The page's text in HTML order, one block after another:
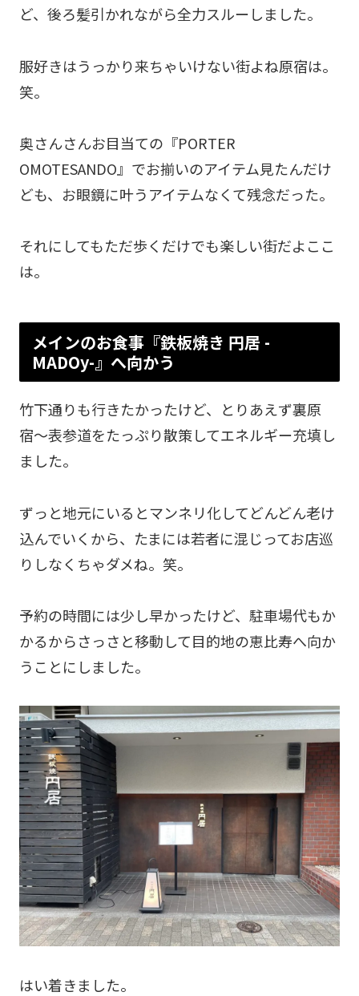
ど、後ろ髪引かれながら全力スルーしました。
服好きはうっかり来ちゃいけない街よね原宿は。
笑。
奥さんさんお目当ての『PORTER
OMOTESANDO』でお揃いのアイテム見たんだけ
ども、お眼鏡に叶うアイテムなくて残念だった。
それにしてもただ歩くだけでも楽しい街だよここ
は。
メインのお食事『鉄板焼き 円居 -
MADOy-』へ向かう
竹下通りも行きたかったけど、とりあえず裏原
宿〜表参道をたっぷり散策してエネルギー充填し
ました。
ずっと地元にいるとマンネリ化してどんどん老け
込んでいくから、たまには若者に混じってお店巡
りしなくちゃダメね。笑。
予約の時間には少し早かったけど、駐車場代もか
かるからさっさと移動して目的地の恵比寿へ向か
うことにしました。
はい着きました。